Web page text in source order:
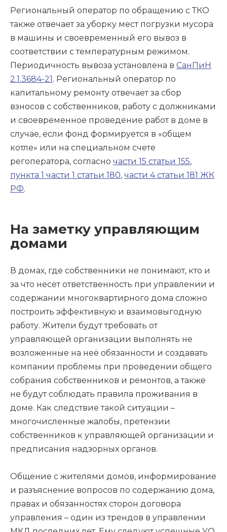
Региональный оператор по обращению с ТКО
также отвечает за уборку мест погрузки мусора
в машины и своевременный его вывоз в
соответствии с температурным режимом.
Периодичность вывоза установлена в СанПиН
2.1.3684-21. Региональный оператор по
капитальному ремонту отвечает за сбор
взносов с собственников, работу с должниками
и своевременное проведение работ в доме в
случае, если фонд формируется в «общем
котле» или на специальном счете
регоператора, согласно части 15 статьи 155,
пункта 1 части 1 статьи 180, части 4 статьи 181 ЖК
РФ.
На заметку управляющим
домами
В домах, где собственники не понимают, кто и
за что несёт ответственность при управлении и
содержании многоквартирного дома сложно
построить эффективную и взаимовыгодную
работу. Жители будут требовать от
управляющей организации выполнять не
возложенные на неё обязанности и создавать
компании проблемы при проведении общего
собрания собственников и ремонтов, а также
не будут соблюдать правила проживания в
доме. Как следствие такой ситуации –
многочисленные жалобы, претензии
собственников к управляющей организации и
предписания надзорных органов.
Общение с жителями домов, информирование
и разъяснение вопросов по содержанию дома,
правах и обязанностях сторон договора
управления – один из трендов в управлении